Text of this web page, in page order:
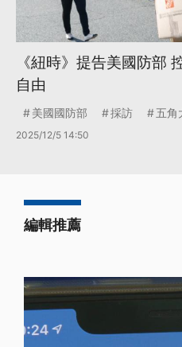
《紐時》提告美國防部
自由
美國國防部 採訪 五角
2025/12/5 14:50
編輯推薦